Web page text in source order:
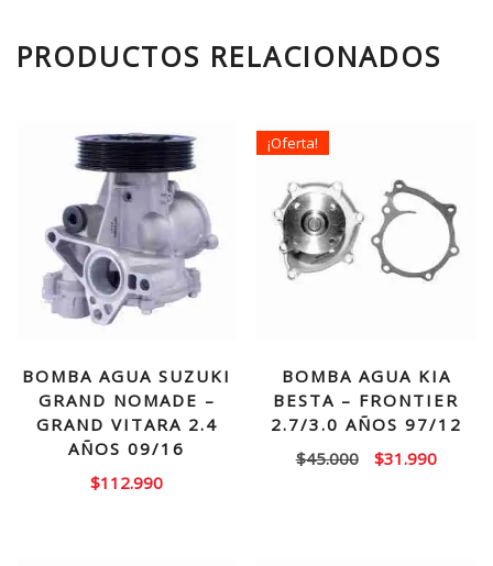
PRODUCTOS RELACIONADOS
BOMBA AGUA SUZUKI
GRAND NOMADE –
GRAND VITARA 2.4
AÑOS 09/16
$112.990
¡Oferta!
BOMBA AGUA KIA
BESTA – FRONTIER
2.7/3.0 AÑOS 97/12
$45.000
El
$31.990El